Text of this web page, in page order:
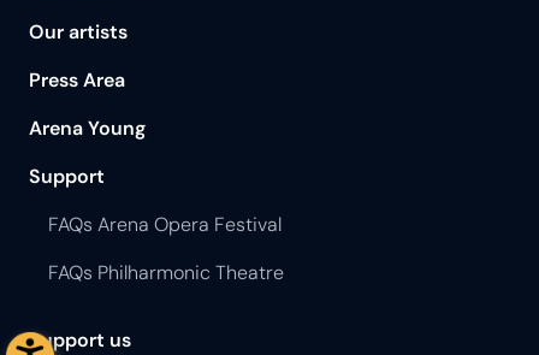
Our artists
Press Area
Arena Young
Support
FAQs Arena Opera Festival
FAQs Philharmonic Theatre
Support us